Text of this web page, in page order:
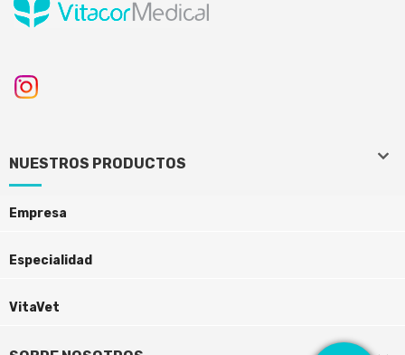
keyboard_arrow_down
NUESTROS PRODUCTOS
Empresa
Especialidad
keyboard_arrow_down
VitaVet